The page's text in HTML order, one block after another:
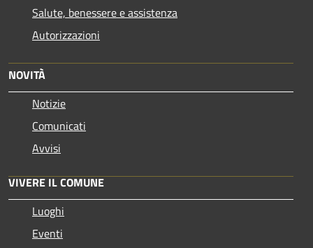
Salute, benessere e assistenza
Autorizzazioni
NOVITÀ
Notizie
Comunicati
Avvisi
VIVERE IL COMUNE
Luoghi
Eventi